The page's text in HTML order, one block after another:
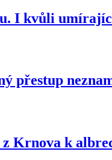
I kvůli
přestup
Krnova k